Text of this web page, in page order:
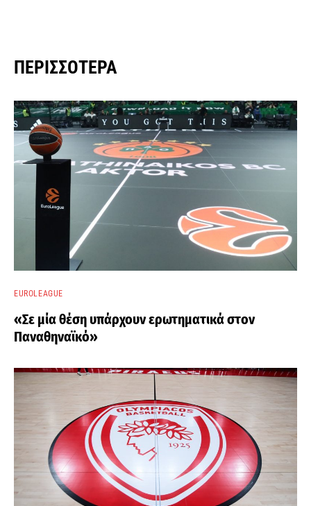
ΠΕΡΙΣΣΌΤΕΡΑ
EUROLEAGUE
«Σε μία θέση υπάρχουν ερωτηματικά στον
Παναθηναϊκό»